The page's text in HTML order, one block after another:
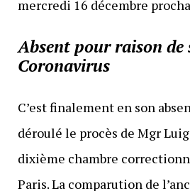
mercredi 16 décembre
Absent pour raison de
Coronavirus
C’est finalement en son
déroulé le procès de Mgr
dixième chambre
Paris. La comparution de